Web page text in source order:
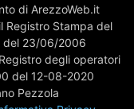
di ArezzoWeb.it
Registro Stampa del
del 23/06/2006
degli operatori
del 12-08-2020
Pezzola